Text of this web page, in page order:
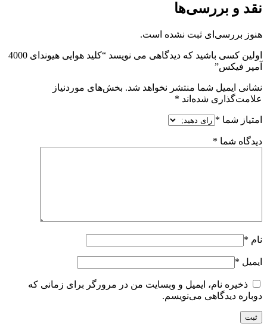
نقد و بررسی‌ها
هنوز بررسی‌ای ثبت نشده است.
اولین کسی باشید که دیدگاهی می نویسد “کلید هوایی هیوندای 4000
آمپر فیکس”
نشانی ایمیل شما منتشر نخواهد شد. بخش‌های موردنیاز
علامت‌گذاری شده‌اند *
امتیاز شما *
دیدگاه شما *
نام *
ایمیل *
ذخیره نام، ایمیل و وبسایت من در مرورگر برای زمانی که
دوباره دیدگاهی می‌نویسم.